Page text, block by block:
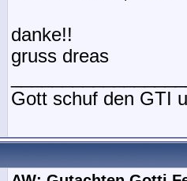
danke!!
gruss dreas
Gott schuf den GTI